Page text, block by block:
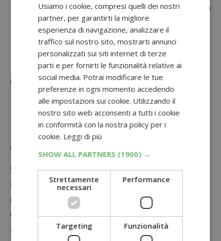
prodotto abbinabile ad un coupon, arrivando a
pagarlo anche solo pochi centesimi. Ricorda
però che ogni supermercato applica le proprie
regole sull’utilizzo dei buoni sconto e che
potrebbe non accettarlo su un prodotto in
offerta.
Lista di siti per stampare buoni sconto
Link per sfogliare ivolantini della tua
zona
# 5: Segui le offerte Amazon
Se hai dimestichezza con gli acquisti online,
segui sempre con attenzione la nostra sezione
dedicata alle offerte Amazon. I nostri utenti, in
questi anni, hanno fatto dei veri e propri affari
portando a casa prodotti del valore di diversi
Usiamo i cookie, compresi quelli dei nostri
partner, per garantirti la migliore
esperienza di navigazione, analizzare il
traffico sul nostro sito, mostrarti annunci
personalizzati sui siti internet di terze
parti e per fornirti le funzionalità relative ai
social media. Potrai modificare le tue
preferenze in ogni momento accedendo
alle impostazioni sui cookie. Utilizzando il
nostro sito web acconsenti a tutti i cookie
in conformità con la nostra policy per i
cookie. Leggi di più
SHOW ALL PARTNERS (1900) →
Strettamente
necessari
Performance
Targeting Funzionalità